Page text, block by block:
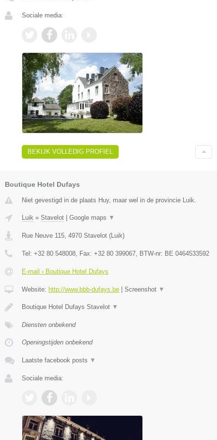
Sociale media:
BEKIJK VOLLEDIG PROFIEL
Boutique Hotel Dufays
Niet gevestigd in de plaats Huy, maar wel in de provincie Luik.
Luik » Stavelot | Google maps ▼
Rue Neuve 115 4970 Stavelot (Luik)
Tel: +32 80 548008 , Fax: +32 80 399067 , BTW-nr: BE 0464533592
E-mail › Boutique Hotel Dufays
Website: http://www.bbb-dufays.be | Screenshot ▼
Boutique Hotel Dufays Stavelot ▼
Diensten onbekend
Openingstijden onbekend
Laatste facebook posts ▼
Sociale media: